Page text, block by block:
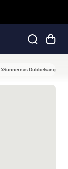
Sunnernäs Dubbelsäng